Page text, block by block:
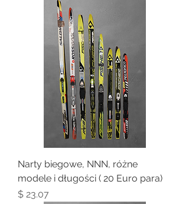
Narty biegowe, NNN, różne
modele i długości ( 20 Euro para)
Price
$ 23.07